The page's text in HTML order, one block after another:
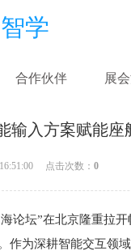
学
合作伙伴 展
输入方案赋能座
点击次数： 0
坛”在北京隆重拉开
作为深耕智能交互